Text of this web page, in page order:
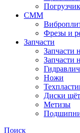
СММ
Фрезы и
Запчасти
Запчасти
Ножи
Диски
Метизы
Поиск